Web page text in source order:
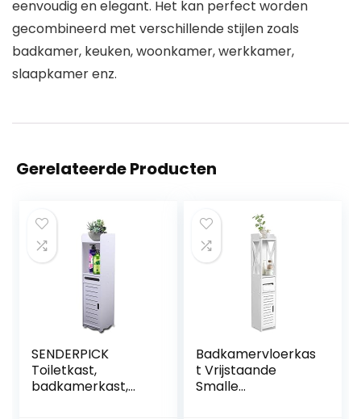
eenvoudig en elegant. Het kan perfect worden
gecombineerd met verschillende stijlen zoals
badkamer, keuken, woonkamer, werkkamer,
slaapkamer enz.
Gerelateerde Producten
SENDERPICK
Toiletkast,
badkamerkast,
Badkamervloerkas
t Vrijstaande
Smalle